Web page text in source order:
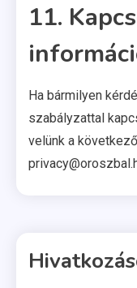
11.
Ha bármilyen
szabályzattal
velünk a